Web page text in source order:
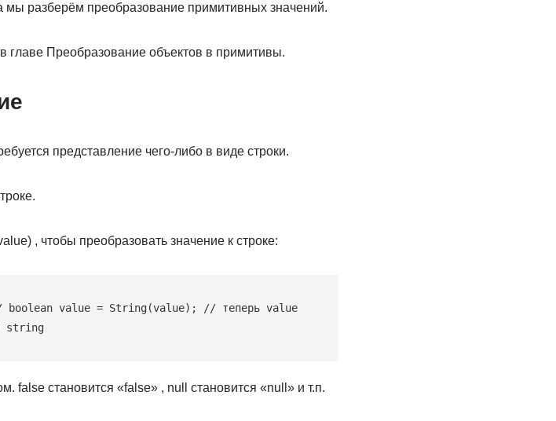
мы разберём преобразование примитивных значений.
главе Преобразование объектов в примитивы.
представление чего-либо в виде строки.
, чтобы преобразовать значение к строке:
value = String(value); // теперь value
string
false становится «false» , null становится «null» и т.п.